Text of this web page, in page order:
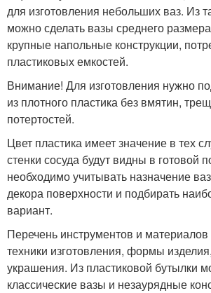
для изготовления небольших ваз. Из
можно сделать вазы среднего
крупные напольные конструкции,
пластиковых емкостей.
Внимание! Для изготовления нужно
из плотного пластика без вмятин,
потертостей.
Цвет пластика имеет значение в тех
стенки сосуда будут видны в готовой
необходимо учитывать назначение
декора поверхности и подбирать
вариант.
Перечень инструментов и материалов
техники изготовления, формы
украшения. Из пластиковой бутылки
классические вазы и незаурядные